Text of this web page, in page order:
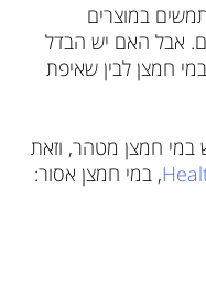
במוצרים
אבל האם יש הבדל
חמצן לבין שאיפת
במי חמצן מטהר, וזאת
, במי חמצן אסור: